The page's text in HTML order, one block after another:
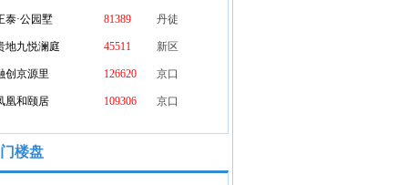
泰·公园墅 81389 丹徒
地九悦澜庭 45511 新区
创京源里 126620 京口
凰和颐居 109306 京口
楼盘